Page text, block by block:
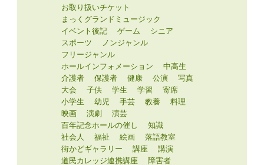
お取り扱いチケット
まっくグランドミュージック
イベント後記
ゲーム
シニア
スポーツ
ノンジャンル
フリージャンル
ホールインフォメーション
中高生
介護者
保護者 健康 公演
写真
大会
子供 学生 学習
寄席
小学生
幼児 手芸 教養
料理
映画
演劇
演芸
百年記念ホールの催し
知識
社会人
福祉 絵画
落語教室
街かどギャラリー
講座
講演
道民カレッジ連携講座
障害者